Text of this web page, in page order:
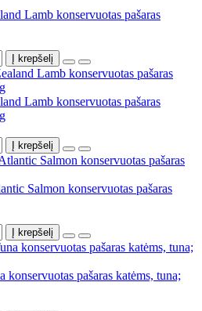
Lamb konservuotas pašaras
Į krepšelį
Lamb konservuotas pašaras
Į krepšelį
Salmon konservuotas pašaras
Į krepšelį
pašaras katėms, tuna;